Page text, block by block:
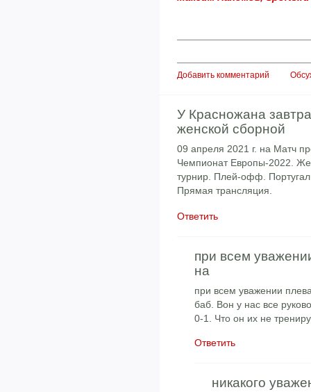
Добавить комментарий
У Красножана
женской сборной
09 апреля 2021 г. на Матч
Чемпионат Европы-2022.
турнир. Плей-офф.
Прямая трансляция.
Ответить
при всем
на
при всем уважении
баб. Вон у нас все
0-1. Что он их не
Ответить
никакого